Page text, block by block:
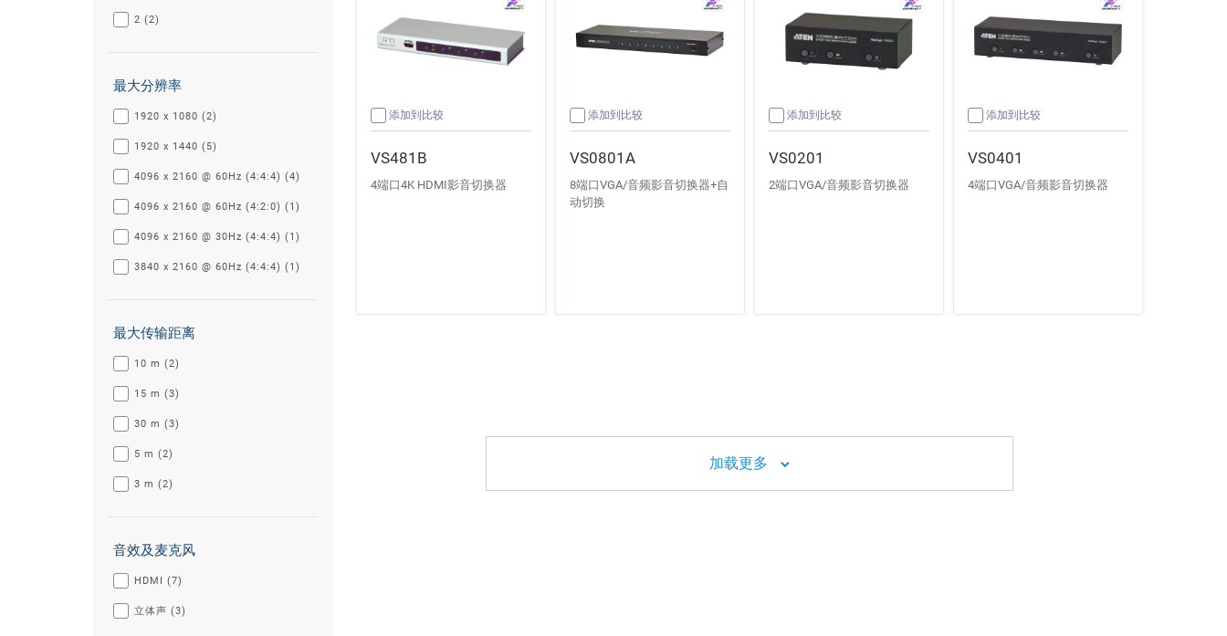
2 (2)
最大分辨率
1920 x 1080 (2)
1920 x 1440 (5)
4096 x 2160 @ 60Hz (4:4:4) (4)
4096 x 2160 @ 60Hz (4:2:0) (1)
4096 x 2160 @ 30Hz (4:4:4) (1)
3840 x 2160 @ 60Hz (4:4:4) (1)
最大传输距离
10 m (2)
15 m (3)
30 m (3)
5 m (2)
3 m (2)
音效及麦克风
HDMI (7)
立体声 (3)
添加到比较
VS481B
4端口4K HDMI影音切换器
添加到比较
VS0801A
8端口VGA/音频影音切换器+自
动切换
添加到比较
VS0201
2端口VGA/音频影音切换器
添加到比较
VS0401
4端口VGA/音频影音切换器
加载更多